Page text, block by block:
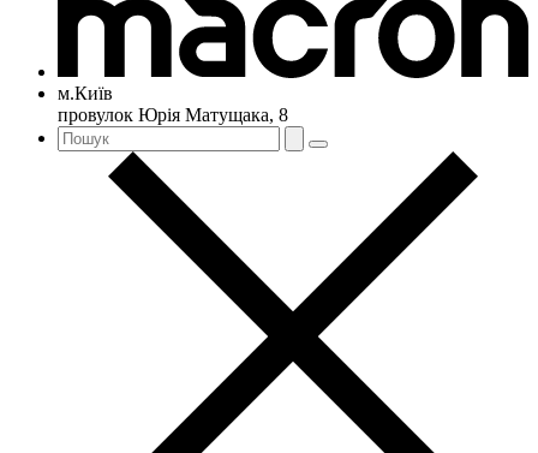
м.Київ
провулок Юрія Матущака, 8